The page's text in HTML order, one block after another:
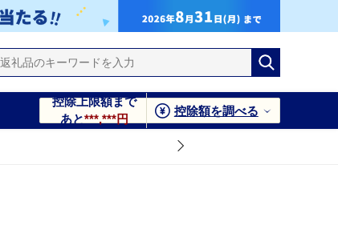
控除上限額まで
あと***,***円
控除額を調べる